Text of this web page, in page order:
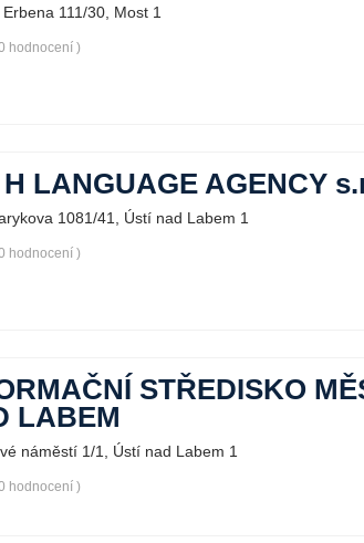
Erbena 111/30, Most 1
hodnocení )
LANGUAGE AGENCY
1081/41, Ústí nad Labem 1
hodnocení )
STŘEDISKO
LABEM
náměstí 1/1, Ústí nad Labem 1
hodnocení )